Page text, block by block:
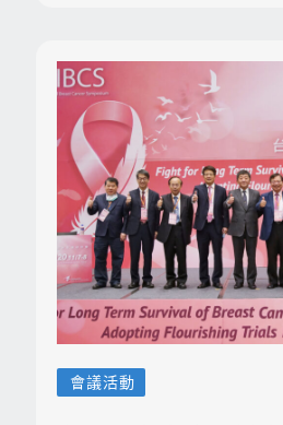
會議活動